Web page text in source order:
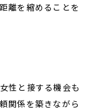
離を縮めることを
性と接する機会も
関係を築きながら